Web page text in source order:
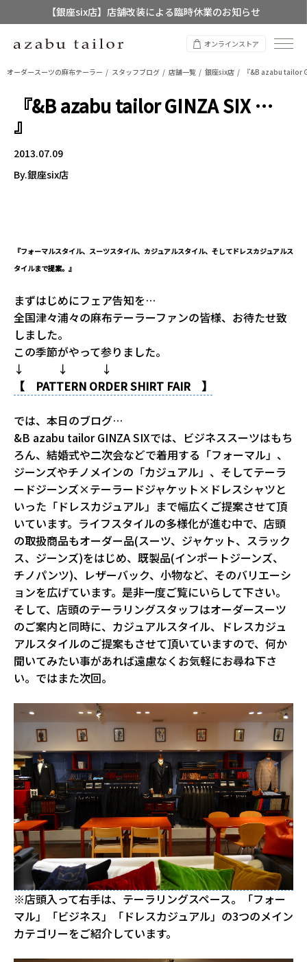
【銀座six店】店舗改装による臨時休業のお知らせ
【店舗限定】レディースオーダースーツ
オンラインストア
オーダースーツの麻布テーラー スタッフブログ 店舗一覧 銀座six店 『&B azabu tailor
『&B azabu tailor GINZA SIX …
』
2013.07.09
By.銀座six店
『フォーマルスタイル、スーツスタイル、カジュアルスタイル、そしてドレスカジュアルス
タイルまで提案。』
まずはじめにフェア告知を…
全国津々浦々の麻布テーラーファンの皆様、お待たせ致
しました。
この季節がやって参りました。
↓ ↓ ↓
【 PATTERN ORDER SHIRT FAIR 】
では、本日のブログ…
&B azabu tailor GINZA SIXでは、ビジネススーツはもち
ろん、結婚式や二次会などで着用する「フォーマル」、
ジーンズやチノメインの「カジュアル」、そしてテーラ
ードジーンズ×テーラードジャケット×ドレスシャツと
いった「ドレスカジュアル」まで幅広くご提案させて頂
いています。ライフスタイルの多様化が進む中で、店頭
の取扱商品もオーダー品(スーツ、ジャケット、スラック
ス、ジーンズ)をはじめ、既製品(インポートジーンズ、
チノパンツ)、レザーバック、小物など、そのバリエーシ
ョンを広げています。是非一度ご覧にいらして下さい。
そして、店頭のテーラリングスタッフはオーダースーツ
のご案内と同時に、カジュアルスタイル、ドレスカジュ
アルスタイルのご提案もさせて頂いていますので、何か
聞いてみたい事があれば遠慮なくお気軽にお尋ね下さ
い。ではまた次回。
※店頭入って右手は、テーラリングスペース。「フォー
マル」「ビジネス」「ドレスカジュアル」の3つのメイン
カテゴリーをご紹介しています。